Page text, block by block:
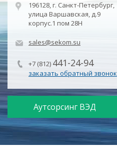
196128, г. Санкт-Петербург,
улица Варшавская, д.9
корпус.1 пом 28Н
sales@sekom.su
+7 (812) 441-24-94
заказать обратный звонок
Аутсорсинг ВЭД